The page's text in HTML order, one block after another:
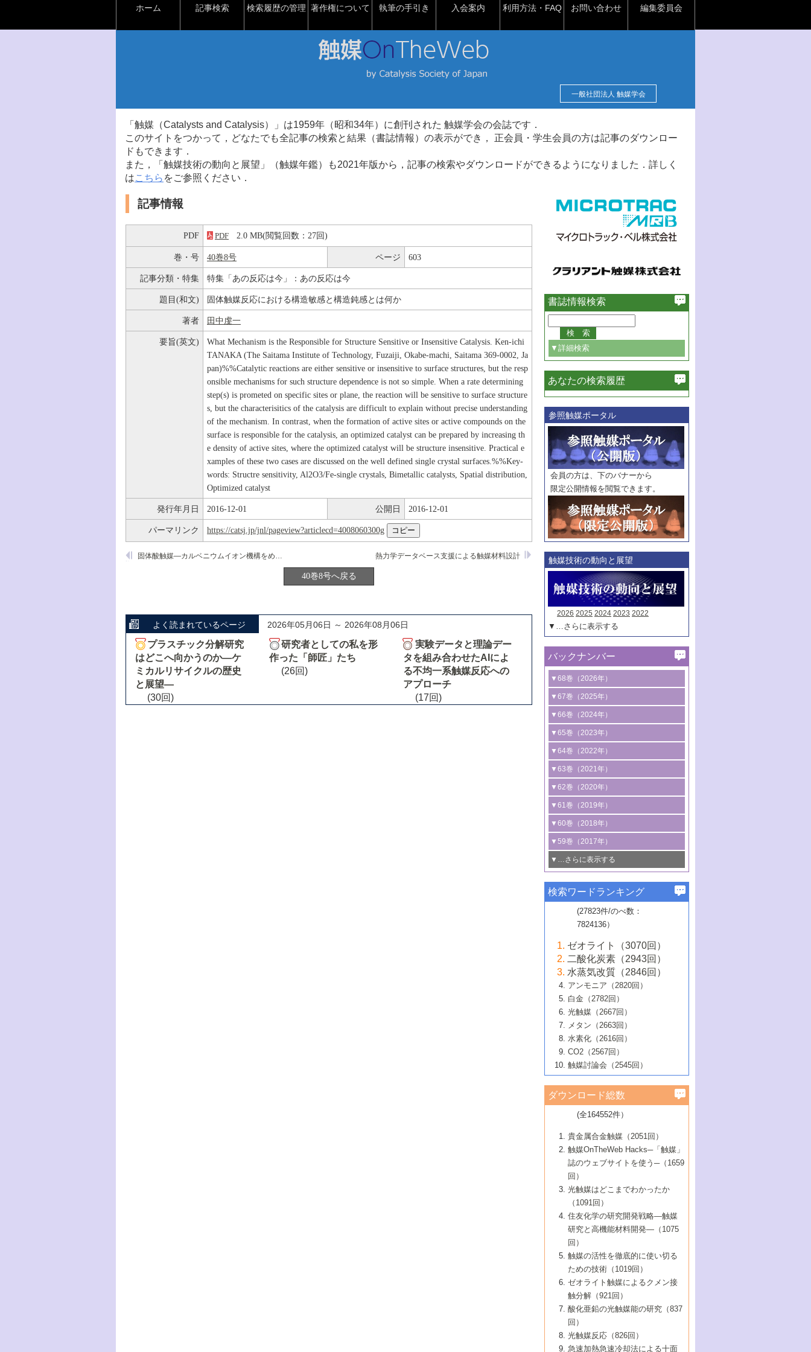
ホーム 記事検索 検索履歴の管理 著作権について 執筆の手引き 入会案内 利用方法・FAQ お問い合わせ 編集委員会
一般社団法人 触媒学会
「触媒（Catalysts and Catalysis）」は1959年（昭和34年）に創刊された 触媒学会の会誌です．
このサイトをつかって，どなたでも全記事の検索と結果（書誌情報）の表示ができ， 正会員・学生会員の方は記事のダウンロー
ドもできます．
また，「触媒技術の動向と展望」（触媒年鑑）も2021年版から，記事の検索やダウンロードができるようになりました．詳しく
はこちら をご参照ください．
記事情報
PDF PDF 2.0 MB(閲覧回数：27回)
巻・号 40巻8号 ページ 603
記事分類・特集 特集「あの反応は今」：あの反応は今
題目(和文) 固体触媒反応における構造敏感と構造鈍感とは何か
著者 田中虔一
要旨(英文)
What Mechanism is the Responsible for Structure Sensitive or Insensitive Catalysis. Ken-ichi
TANAKA (The Saitama Institute of Technology, Fuzaiji, Okabe-machi, Saitama 369-0002, Ja
pan)%%Catalytic reactions are either sensitive or insensitive to surface structures, but the resp
onsible mechanisms for such structure dependence is not so simple. When a rate determining
step(s) is prometed on specific sites or plane, the reaction will be sensitive to surface structure
s, but the characterisitics of the catalysis are difficult to explain without precise understanding
of the mechanism. In contrast, when the formation of active sites or active compounds on the
surface is responsible for the catalysis, an optimized catalyst can be prepared by increasing th
e density of active sites, where the optimized catalyst will be structure insensitive. Practical e
xamples of these two cases are discussed on the well defined single crystal surfaces.%%Key-
words: Structre sensitivity, Al2O3/Fe-single crystals, Bimetallic catalysts, Spatial distribution,
Optimized catalyst
発行年月日 2016-12-01 公開日 2016-12-01
パーマリンク https://catsj.jp/jnl/pageview?articlecd=4008060300g
熱力学データベース支援による触媒材料設計
固体酸触媒―カルベニウムイオン機構をめぐって
40巻8号へ戻る
よく読まれているページ 2026年05月06日 ～ 2026年08月06日
プラスチック分解研究
はどこへ向かうのか―ケ
ミカルリサイクルの歴史
と展望―
(30回)
研究者としての私を形
作った「師匠」たち
(26回)
実験データと理論デー
タを組み合わせたAIによ
る不均一系触媒反応への
アプローチ
(17回)
書誌情報検索
▼詳細検索
必ず含む
巻・号指定
巻
号
範囲指定
巻
号～
巻
号
触媒年鑑
年度
記事種別
マーク：
マークあり
あなたの検索履歴
参照触媒ポータル
会員の方は、下のバナーから
限定公開情報を閲覧できます。
触媒技術の動向と展望
2026 2025 2024 2023 2022
▼…さらに表示する
バックナンバー
▼68巻（2026年）
1号 過酸化水素合成に関する研究動向
2号 コンピューター技術により加速する
触媒開発
3号 有機分子変換やCO 資源化のための
光触媒に関する最近の研究
B号 第137回触媒討論会（2026年）
▼67巻（2025年）
1号 CO
水素化によるグリーン燃料/グリ
ーンケミカル製造
2号 水素製造のための水分解技術に関す
る最近の研究
3号 オレフィン系樹脂の精密合成に関す
る最新技術
4号 アルコール類の効率的変換を実現す
る非貴金属触媒の研究動向
5号 ゼオライトの合成と応用における研
究動向
6号 ヘテロ接合界面
B号 第135回触媒討論会（2025年）
▼66巻（2024年）
1号 低次元ナノ構造を有する触媒材料
2号 規制反応場を活用した固体触媒研究
の新展開
3号 未踏分子変換を目指した酸化触媒プ
ロセスの最前線
4号 シンクロトロン放射光および中性子
線を利用した触媒解析技術の最先端
5号 単原子触媒
6号 参照触媒委員会からのお知らせ
B号 第133回触媒討論会（2023年）
▼65巻（2023年）
1号 炭素が関わる触媒機能
2号 プラスチックケミカルリサイクルの
ための触媒技術
3号 非酸化物系金属化合物を基盤とした
触媒材料の開発
4号 格子酸素・格子酸素欠陥を利用した
触媒反応
5号 生体触媒によるエネルギー変換反応
6号 窒素とリンの循環のための触媒・機
能性材料
▼64巻（2022年）
1号 合成ガス製造とCOを用いるケミカル
ズ合成の最新動向
2号 化学品合成のための合金触媒開発
3号 CO の排出削減および有効活用のた
めの触媒技術
4号 若手による情報発信企画～とびたて
若き触媒の研究者たち～（1）
若き触媒の研究者たち～（2）
6号 石油のノーブル・ユースを志向した
触媒技術
大学：オンライン・対面開催）
▼63巻（2021年）
1号 金触媒の新展開
2号 ペロブスカイト
3号 特殊反応場を利用した触媒的分子変
換反応
4号 多孔質材料を用いた触媒の新展開
5号 情報学的手法を用いた触媒開発
6号 カーボンニュートラルに向けた電解
技術
B号 第127回触媒討論会（2021年・オン
ライン開催(Zoom)のみ）
▼62巻（2020年）
1号 触媒設計を拓く欠陥構造のキャラク
タリゼーション
2号 機能化学品製造に資するクリーンな
触媒的酸化反応
3号 水処理のための触媒化学
4号 光触媒を用いた水分解の最新の研究
動向
5号 次世代の触媒プロセスを支えるマイ
6号 メタン転換技術の最新動向
B号 第125回触媒討論会（2020年・工学
院大学）
▼61巻（2019年）
1号 物質移動制御に着目した触媒プロセ
ス開発
2号 CO2 フリー水素サプライチェーンに
関わる触媒開発動向
3号 精密高分子合成に関する最近の研究
動向
4号 バイオマス化成品製造のための触媒
5号 固体触媒による含窒素有機化合物変
換の最前線
6号 貴金属使用量低減に向けた自動車排
ガス浄化触媒の開発
B号 第123回触媒討論会（2019年・大阪
▼60巻（2018年）
1号 固体酸触媒の最新の研究動向
2号 二酸化炭素からの有用化学品合成
3号 ナノ粒子・クラスター触媒の最前線
4号 60周年記念企画
5号 進化するゼオライト合成技術
6号 非貴金属系触媒における電気化学的
B号 第121回触媒討論会（2018年・東京
大学）
▼59巻（2017年）
1号 いたるところに，触媒
最先端技術
3号 無機分離膜材料の開発と触媒反応プ
ロセスへの適用
5号 水素のふるまいを解き明かす最先端
研究
6号 低級アルカンの有効利用のための触
媒技術
B号 第119回触媒討論会（2017年・首都
大学東京）
▼…さらに表示する
1号 ユニークな構造の高分子を生み出す触
2号 リグニンからの化成品製造に向けた触
媒技術
3号 触媒研究の最先端～とびたて若き研究
者たち～（1）
4号 触媒研究の最先端～とびたて若き研究
者たち～（2）
5号 触媒研究の最先端～とびたて若き研究
者たち～（3）
6号 イオニクス材料と燃料電池・電解合成
の最新の研究動向
B号 第117回触媒討論会（2016年・大阪府
立大学）
▼57巻（2015年）
1号 水素キャリアにかかわる触媒技術の新
2号 石油精製用触媒の最近の進展
3号 固体酸化物形燃料電池（SOFC）におけ
るアノード触媒上での燃料直接改質技術
4号 コアシェル構造の制御による触媒機能
5号 工業触媒およびその周辺技術の最近の
進歩
6号 ナノシート
B号 第115回触媒討論会（2015年・成蹊大
▼56巻（2014年）
2号 光触媒反応機構に関する最新の研究動
向
開発動向
4号 人工光合成に向けた近年のアプローチ
5号 未利用熱エネルギーの有効活用に貢献
する触媒技術
6号 ポリオキソメタレート
B号 第113回触媒討論会（2014年・ロワジ
ールホテル豊橋）
1号 高耐久性燃料電池システム用触媒にお
ける新展開
2号 リビングラジカル重合の最近の動向
3号 天然ガスの化学工業的展開に関する触
媒技術
4号 貴金属触媒の精密構造制御とその活用
5号 バイオマス化成品製造のための固体触
6号 ナノ空間─吸着状態解析から新機能開拓
B号 第111回触媒討論会（2013年・関西大
▼54巻（2012年）
1号 規則性多孔体の利用技術における最近
の進歩
2号 第109回触媒討論会
3号 貴金属低減技術の最新動向
4号 貴金属代替技術の最新動向
5号 光触媒による物質変換反応の新展開
6号 グラフェン
7号 水素を利用する化成品合成の新潮流
▼53巻（2011年）
1号 金属学から見る合金触媒の新展開
2号 第107回触媒討論会
3号 触媒のその場観察法の進歩（１）
4号 触媒のその場観察法の進歩（２）
5号 不活性結合の触媒的活性化による有機
合成
6号 新しい固体酸触媒技術
7号 ゼオライト合成における最近の進歩
▼52巻（2010年）
1号 触媒の劣化対策と長寿命触媒開発
2号 第105回触媒討論会
3号 ナノ構造が拓く新機能
4号 活性サイトおよびその環境の精密な設
計による触媒の高機能化
5号 触媒を有効に使うための技術
7号 有機分子触媒による精密有機合成
8号 高機能化ポリオレフィンに向けた重合
触媒の最近の進展
1号 炭素材料－熱い注目を集める材料－
2号 第103回触媒討論会
3号 環境浄化用光触媒の現状と課題
4号 水素社会の実現に向けた水素製造・貯
蔵技術の進歩
5号 CO2が関わる触媒・材料
7号 持続可能社会実現のための触媒および
触媒関連技術
▼50巻（2008年）
1号 触媒化学と学会のこの10年，半世紀，
そして未来
2号 第101回触媒討論会
4号 錯体を利用したユニークな表面構造の
構築と機能
5号 若手会員による触媒研究の未来展望1：
企業編
6号 第102回触媒討論会
7号 触媒・化学反応における計算化学の進
8号 若手研究者による触媒研究の未来展望
2：大学・研究所編
▼49巻（2007年）
1号 含フッ素化合物の合成と触媒
2号 第99回触媒討論会
3号 実用的ファインケミカル合成プロセス
を実現する触媒
5号 こんな物質，あんな物質―新たな触媒
の可能性―
7号 『結晶の化学』を活かした触媒研究
8号 イオン液体の応用
▼48巻（2006年）
1号 固体酸触媒の最近の進歩
2号 第97回触媒討論会
3号 リビング重合触媒の最近の展開
5号 水素製造・貯蔵のための触媒技術の新
しい展開
6号 第98回触媒討論会
7号 基礎化学品製造の触媒技術
8号 多機能型リアクター
1号 最近の触媒担体とその効果
2号 第95回触媒討論会
4号 水分解用光触媒材料
5号 時間分解分光の進歩と応用
6号 第96回触媒討論会
8号 超臨界流体を用いた化学プロセスの新
▼46巻（2004年）
1号 部分酸化反応触媒の最前線
2号 第93回触媒討論会
3号 特殊エネルギー場の触媒反応
4号 生体内における金属の触媒作用
5号 ファインケミカルズの展開に寄与する
6号 第94回触媒討論会
7号 サブナノレベルでみた新しい表面現象
8号 オレフィン重合触媒の新たな展
▼45巻（2003年）
1号 なぜこの触媒が良いのか？
2号 第91回触媒討論会
3号 最近の自動車排ガス処理技術
4号 触媒研究の現状と将来─第90回触媒討論
5号 基礎化学品製造の触媒技術
6号 第92回触媒討論会
7号 基礎化学品製造の触媒技術
8号 資源の循環と触媒技術
▼44巻（2002年）
1号 高次制御された触媒の化学
2号 第89回触媒討論会
3号 触媒を利用した電気化学の新展開
4号 ナノ材料の調製と機能化
5号 こんな触媒が欲しい
6号 第90回触媒討論会
7号 触媒研究と学術雑誌/情報
8号 若い世代からみた触媒化学の現状と未
▼43巻（2001年）
1号 グリーンケミストリーと触媒
2号 第87回触媒討論会特集号
3号 生体触媒とバイオプロセス
4号 水素製造・利用の触媒化学
5号 触媒研究における新しい切り口：コン
ビナトリアルケミストリー
6号 第88回触媒討論会特集号
7号 企業における触媒研究のブレークスル
8号 この材料を触媒として使ってみません
▼42巻（2000年）
1号 触媒反応工学の明日を拓く
2号 第85回触媒討論会
3号 反応ダイナミクス
5号 触媒のおもしろさをどのように伝える
6号 第86回触媒討論会
7号 水素化精製触媒の新しい展開
8号 新しい反応性と機能性を目指した金属
クラスタ-化学
▼41巻（1999年）
1号 孔、穴、あな?-特異な空間とその利用-
2号 第83回触媒討論会
3号 均一系触媒反応最前線
4号 実用炭素材料の新展開
5号 研究の方法論を考える
7号 機能性金属材料と触媒
8号 触媒研究へのNMRの応用と展望
▼40巻（1998年）
進展と21世紀への提言/創立40周年記念・触
媒学会この10年の歩みとこれから/創立40周
2号 第81回触媒討論会
3号 計算機触媒化学へのさそい
4号 触媒劣化の制御と予測
5号 最新の実用プロセスと触媒
6号 第82回触媒討論会
1号 均一系と不均一系触媒反応-その特徴と
接点
2号 第79回触媒討論会
3号 最新NO除去触媒の実用化研究
4号 新しい反応場を目指した触媒調製
5号 反応・分離技術の新しい展開
6号 第80回触媒討論会
▼38巻（1996年）
1号 触媒の構造と触媒作用/C1化学を中心と
する21世紀への触媒
3号 オリンピックメダル:金・銀・銅はどん
な触媒作用を示すか
4号 触媒作用における機能の複合化
▼37巻（1995年）
1号 ファインケミカルズと固体触媒
2号 第75回触媒討論会
3号 希土類を利用した触媒
4号 触媒とリサイクル
5号 エネルギー変換触媒
▼36巻（1994年）
1号 電気化学と触媒
2号 第73回触媒討論会
3号 C4化学の展開
4号 《通常号》
▼35巻（1993年）
1号 工業触媒開発マニュアル―探索から工
業化まで
2号 第71回触媒討論会
▼34巻（1992年）
1号 インパクトを与えたこの研究
2号 第69回触媒討論会
▼33巻（1991年）
1号 触媒プロセス開発マニュアル―探索か
▼32巻（1990年）
検索ワードランキング
(27823件/のべ数：
7824136）
ゼオライト（3070回）
二酸化炭素（2943回）
水蒸気改質（2846回）
アンモニア（2820回）
白金（2782回）
光触媒（2667回）
メタン（2663回）
水素化（2616回）
CO2（2567回）
触媒討論会（2545回）
ダウンロード総数
(全164552件）
貴金属合金触媒（2051回）
触媒OnTheWeb Hacks─「触媒」
誌のウェブサイトを使う─（1659
回）
光触媒はどこまでわかったか
（1091回）
住友化学の研究開発戦略―触媒
研究と高機能材料開発―（1075
回）
触媒の活性を徹底的に使い切る
ための技術（1019回）
ゼオライト触媒によるクメン接
触分解（921回）
酸化亜鉛の光触媒能の研究（837
回）
光触媒反応（826回）
急速加熱急速冷却法による十面